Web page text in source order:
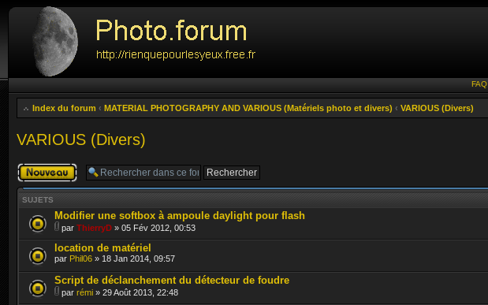
FAQ
Index du forum ‹ MATERIAL PHOTOGRAPHY AND VARIOUS (Matériels photo et divers) ‹ VARIOUS (Divers)
VARIOUS (Divers)
Publier un
nouveau sujet
SUJETS
Modifier une softbox à ampoule daylight pour flash
par ThierryD » 05 Fév 2012, 00:53
location de matériel
par Phil06 » 18 Jan 2014, 09:57
Script de déclanchement du détecteur de foudre
par rémi » 29 Août 2013, 22:48